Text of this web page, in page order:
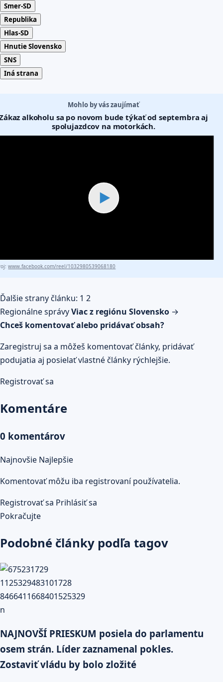
Smer-SD
Republika
Hlas-SD
Hnutie Slovensko
SNS
Iná strana
Mohlo by vás zaujímať
alkoholu sa po novom bude týkať od septembra aj
spolujazdcov na motorkách.
▶
www.facebook.com/reel/1032980539068180
Ďalšie strany článku: 1 2
Regionálne správyViac z regiónu Slovensko →
Chceš komentovať alebo pridávať obsah?
Zaregistruj sa a môžeš komentovať články, pridávať
podujatia aj posielať vlastné články rýchlejšie.
Registrovať sa
Komentáre
0 komentárov
Najnovšie Najlepšie
Komentovať môžu iba registrovaní používatelia.
Registrovať sa Prihlásiť sa
Pokračujte
Podobné články podľa tagov
NAJNOVŠÍ PRIESKUM posiela do parlamentu
osem strán. Líder zaznamenal pokles.
Zostaviť vládu by bolo zložité